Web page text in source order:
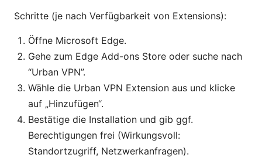
Schritte (je nach Verfügbarkeit von Extensions):
Öffne Microsoft Edge.
Gehe zum Edge Add-ons Store oder suche nach
“Urban VPN”.
Wähle die Urban VPN Extension aus und klicke
auf „Hinzufügen“.
Bestätige die Installation und gib ggf.
Berechtigungen frei (Wirkungsvoll:
Standortzugriff, Netzwerkanfragen).